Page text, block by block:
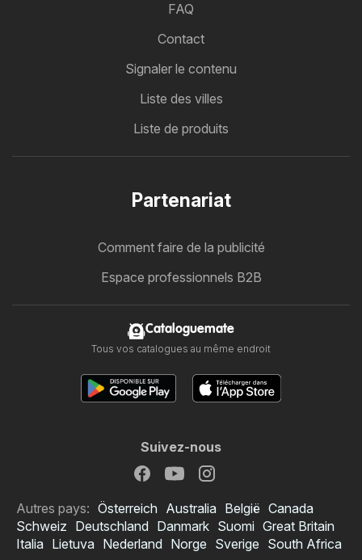
FAQ
Contact
Signaler le contenu
Liste des villes
Liste de produits
Partenariat
Comment faire de la publicité
Espace professionnels B2B
Cataloguemate
Tous vos catalogues au même endroit
Suivez-nous
Autres pays: Österreich Australia België Canada
Schweiz Deutschland Danmark Suomi Great Britain
Italia Lietuva Nederland Norge Sverige South Africa